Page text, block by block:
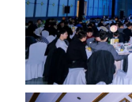
Partnerships
About Us